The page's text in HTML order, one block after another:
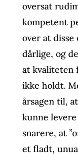
oversat
kompetent
over at
dårlige, og
at kvaliteten
ikke holdt.
årsagen til,
kunne
snarere, at
et fladt,